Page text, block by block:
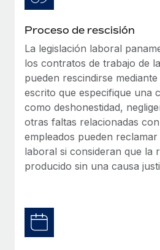
Obtén ayuda de gente experta
y cumplimiento normativo.
Comprobaciones de
Simplifica los procesos de
Cumplimiento normativo
Adelántate a los riesgos de
normativo.
Gestión de dispositivos
Apertura de entidades
CASOS PRÁCTICOS
BLOG
Nómina global
EOR y PEO
Contractor Management
Impuestos
BLOG
Proceso de rescisión
La legislación laboral
los contratos de trabajo de
pueden rescindirse
escrito que especifique una
como deshonestidad,
otras faltas relacionadas
empleados pueden
laboral si consideran que la
producido sin una causa